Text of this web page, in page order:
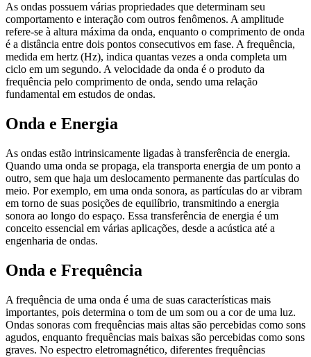
As ondas possuem várias propriedades que determinam seu
comportamento e interação com outros fenômenos. A amplitude
refere-se à altura máxima da onda, enquanto o comprimento de onda
é a distância entre dois pontos consecutivos em fase. A frequência,
medida em hertz (Hz), indica quantas vezes a onda completa um
ciclo em um segundo. A velocidade da onda é o produto da
frequência pelo comprimento de onda, sendo uma relação
fundamental em estudos de ondas.
Onda e Energia
As ondas estão intrinsicamente ligadas à transferência de energia.
Quando uma onda se propaga, ela transporta energia de um ponto a
outro, sem que haja um deslocamento permanente das partículas do
meio. Por exemplo, em uma onda sonora, as partículas do ar vibram
em torno de suas posições de equilíbrio, transmitindo a energia
sonora ao longo do espaço. Essa transferência de energia é um
conceito essencial em várias aplicações, desde a acústica até a
engenharia de ondas.
Onda e Frequência
A frequência de uma onda é uma de suas características mais
importantes, pois determina o tom de um som ou a cor de uma luz.
Ondas sonoras com frequências mais altas são percebidas como sons
agudos, enquanto frequências mais baixas são percebidas como sons
graves. No espectro eletromagnético, diferentes frequências